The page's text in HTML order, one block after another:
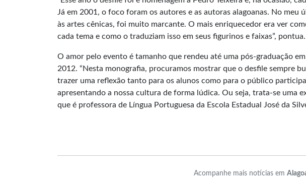
Já em 2001, o foco foram os autores e as autoras alagoanas. No
às artes cênicas, foi muito marcante. O mais enriquecedor era ver
cada tema e como o traduziam isso em seus figurinos e faixas”, pontua.
O amor pelo evento é tamanho que rendeu até uma pós-graduação
2012. “Nesta monografia, procuramos mostrar que o desfile sempre
trazer uma reflexão tanto para os alunos como para o público
apresentando a nossa cultura de forma lúdica. Ou seja, trata-se uma
que é professora de Língua Portuguesa da Escola Estadual José da
Acompanhe mais notícias em